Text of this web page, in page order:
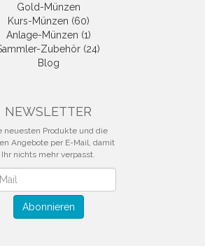
Gold-Münzen
Kurs-Münzen (60)
Anlage-Münzen (1)
Zubehör (24)
Blog
NEWSLETTER
neuesten Produkte und die
Angebote per E-Mail, damit
Ihr nichts mehr verpasst.
Abonnieren